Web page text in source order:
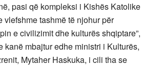
pasi që kompleksi i Kishës Katolike
tashmë të njohur për
e civilizimit dhe kulturës shqiptare”,
mbajtur edhe ministri i Kulturës,
Mytaher Haskuka, i cili tha se